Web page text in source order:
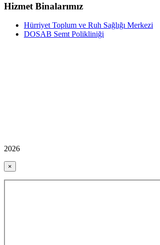
Hizmet Binalarımız
Hürriyet Toplum ve Ruh Sağlığı Merkezi
DOSAB Semt Polikliniği
2026
×